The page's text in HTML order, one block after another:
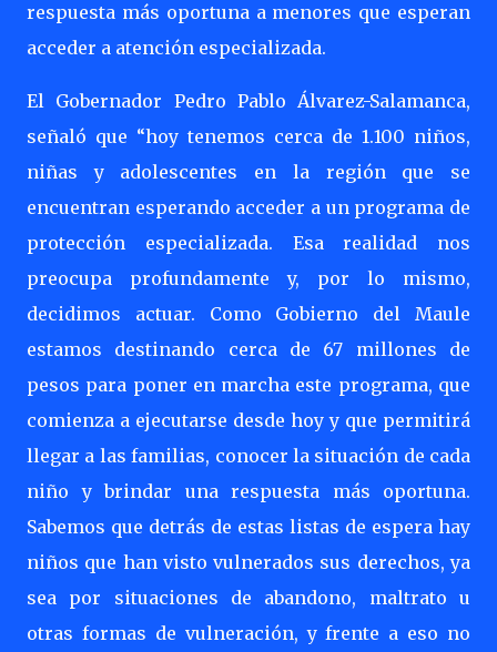
respuesta más oportuna a menores que esperan
acceder a atención especializada.
El Gobernador Pedro Pablo Álvarez-Salamanca,
señaló que “hoy tenemos cerca de 1.100 niños,
niñas y adolescentes en la región que se
encuentran esperando acceder a un programa de
protección especializada. Esa realidad nos
preocupa profundamente y, por lo mismo,
decidimos actuar. Como Gobierno del Maule
estamos destinando cerca de 67 millones de
pesos para poner en marcha este programa, que
comienza a ejecutarse desde hoy y que permitirá
llegar a las familias, conocer la situación de cada
niño y brindar una respuesta más oportuna.
Sabemos que detrás de estas listas de espera hay
niños que han visto vulnerados sus derechos, ya
sea por situaciones de abandono, maltrato u
otras formas de vulneración, y frente a eso no